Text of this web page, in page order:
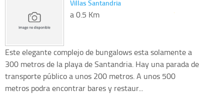
Villas Santandria
a 0.5 Km
Este elegante complejo de bungalows esta solamente a
300 metros de la playa de Santandria. Hay una parada de
transporte público a unos 200 metros. A unos 500
metros podra encontrar bares y restaur...